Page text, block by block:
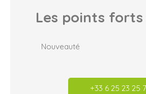
Les points forts
Nouveauté
+33 6 25 23 25